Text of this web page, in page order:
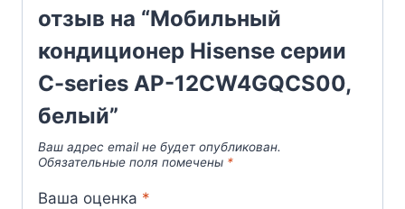
отзыв на “Мобильный
кондиционер Hisense серии
C-series AP-12CW4GQCS00,
белый”
Ваш адрес email не будет опубликован.
Обязательные поля помечены *
Ваша оценка *